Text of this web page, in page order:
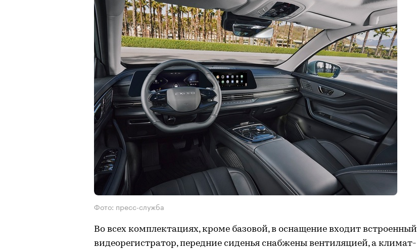
Фото: пресс-служба
Во всех комплектациях, кроме базовой, в оснащение входит встроенный
видеорегистратор, передние сиденья снабжены вентиляцией, а климат-